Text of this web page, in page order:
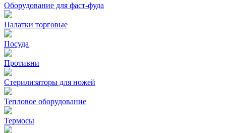
Оборудование для фаст-фуда
Палатки торговые
Посуда
Противни
Стерилизаторы для ножей
Тепловое оборудование
Термосы